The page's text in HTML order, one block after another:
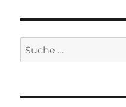
Suche
nach: